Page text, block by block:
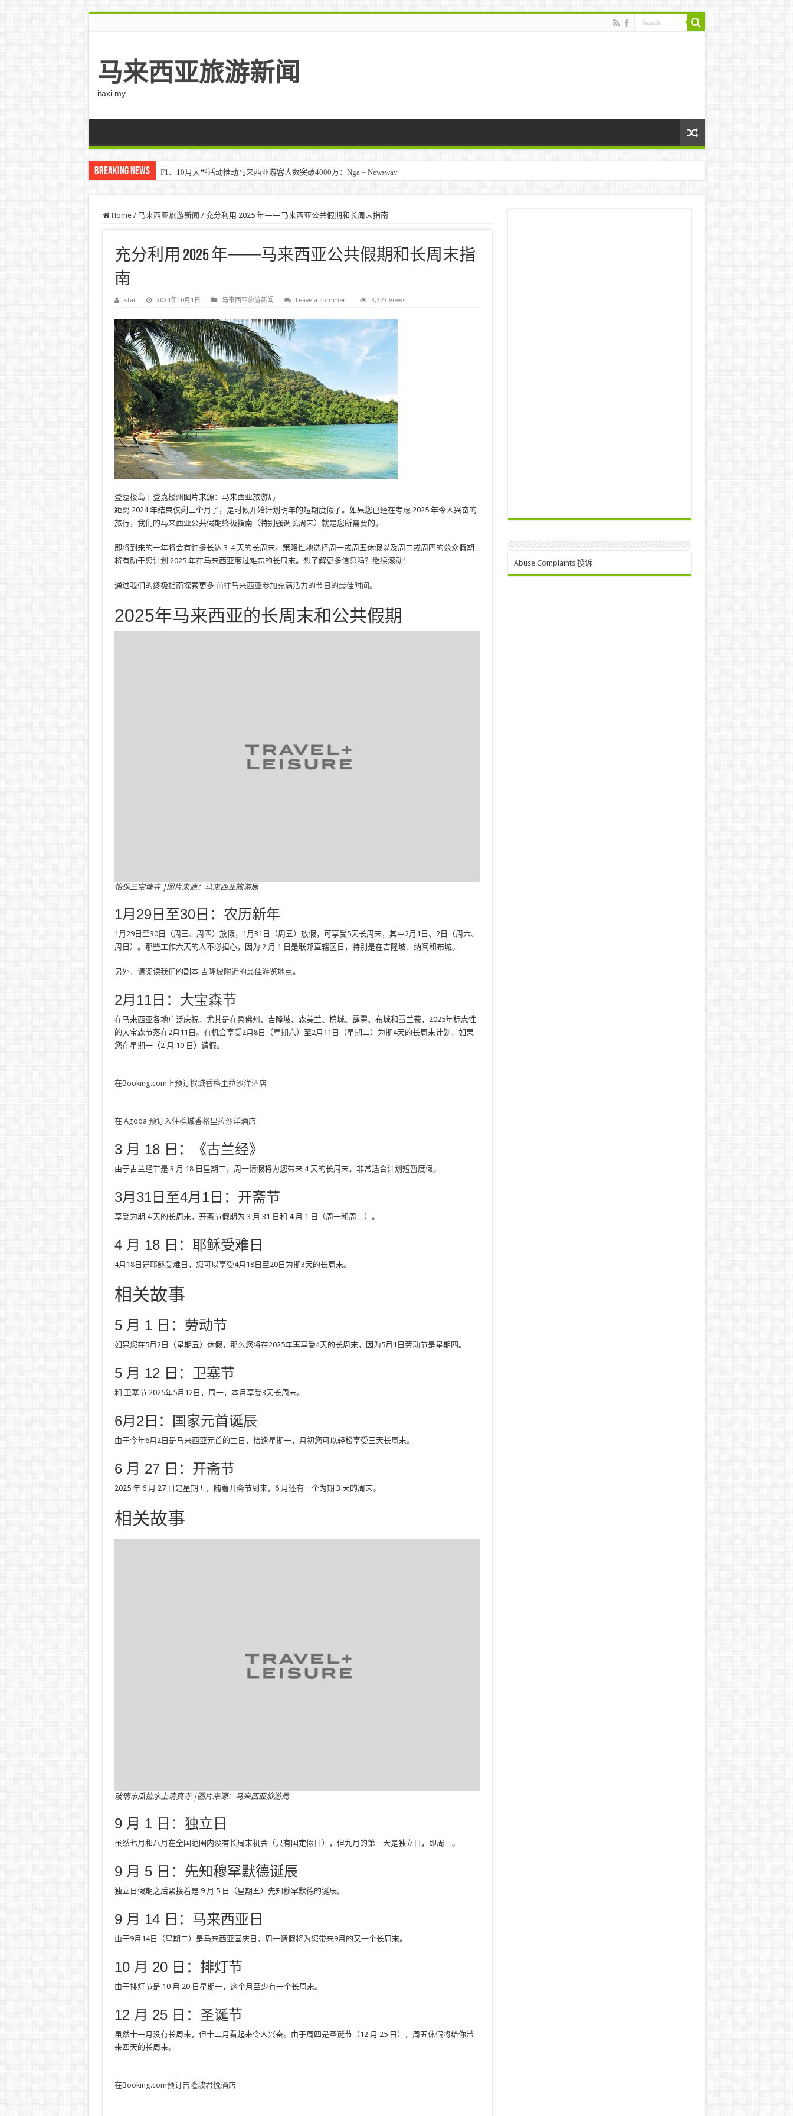
马来西亚旅游新闻
itaxi.my
Breaking News F1、10月大型活动推动马来西亚游客人数突破4000万：Nga – Newswav
Klook客路将印度和中东创作者聚集在马来西亚 – TravelBiz Monitor
Home / 马来西亚旅游新闻 / 充分利用 2025 年——马来西亚公共假期和长周末指南
充分利用 2025 年——马来西亚公共假期和长周末指
南
star 2024年10月1日 马来西亚旅游新闻 Leave a comment 3,373 Views
登嘉楼岛 | 登嘉楼州图片来源：马来西亚旅游局
距离 2024 年结束仅剩三个月了，是时候开始计划明年的短期度假了。如果您已经在考虑 2025 年令人兴奋的
旅行，我们的马来西亚公共假期终极指南（特别强调长周末）就是您所需要的。
即将到来的一年将会有许多长达 3-4 天的长周末。策略性地选择周一或周五休假以及周二或周四的公众假期
将有助于您计划 2025 年在马来西亚度过难忘的长周末。想了解更多信息吗？继续滚动！
通过我们的终极指南探索更多 前往马来西亚参加充满活力的节日的最佳时间。
2025年马来西亚的长周末和公共假期
怡保三宝塘寺 |图片来源：马来西亚旅游局
1月29日至30日：农历新年
1月29日至30日（周三、周四）放假，1月31日（周五）放假，可享受5天长周末，其中2月1日、2日（周六、
周日）。那些工作六天的人不必担心，因为 2 月 1 日是联邦直辖区日，特别是在吉隆坡、纳闽和布城。
另外，请阅读我们的副本 吉隆坡附近的最佳游览地点。
2月11日：大宝森节
在马来西亚各地广泛庆祝，尤其是在柔佛州 、吉隆坡、森美兰、槟城、霹雳、布城和雪兰莪，2025年标志性
的大宝森节落在2月11日。有机会享受2月8日（星期六）至2月11日（星期二）为期4天的长周末计划，如果
您在星期一（2 月 10 日）请假。
在Booking.com上预订槟城香格里拉沙洋酒店
在 Agoda 预订入住槟城香格里拉沙洋酒店
3 月 18 日：《古兰经》
由于古兰经节是 3 月 18 日星期二，周一请假将为您带来 4 天的长周末，非常适合计划短暂度假。
3月31日至4月1日：开斋节
享受为期 4 天的长周末，开斋节假期为 3 月 31 日和 4 月 1 日（周一和周二）。
4 月 18 日：耶稣受难日
4月18日是耶稣受难日，您可以享受4月18日至20日为期3天的长周末。
相关故事
5 月 1 日：劳动节
如果您在5月2日（星期五）休假，那么您将在2025年再享受4天的长周末，因为5月1日劳动节是星期四。
5 月 12 日：卫塞节
和 卫塞节2025年5月12日，周一，本月享受3天长周末。
6月2日：国家元首诞辰
由于今年6月2日是马来西亚元首的生日，恰逢星期一，月初您可以轻松享受三天长周末。
6 月 27 日：开斋节
2025 年 6 月 27 日是星期五，随着开斋节到来，6 月还有一个为期 3 天的周末。
相关故事
玻璃市瓜拉水上清真寺 |图片来源：马来西亚旅游局
9 月 1 日：独立日
虽然七月和八月在全国范围内没有长周末机会（只有国定假日），但九月的第一天是独立日，即周一。
9 月 5 日：先知穆罕默德诞辰
独立日假期之后紧接着是 9 月 5 日（星期五）先知穆罕默德的诞辰。
9 月 14 日：马来西亚日
由于9月14日（星期二）是马来西亚国庆日，周一请假将为您带来9月的又一个长周末。
10 月 20 日：排灯节
由于排灯节是 10 月 20 日星期一，这个月至少有一个长周末。
12 月 25 日：圣诞节
虽然十一月没有长周末，但十二月看起来令人兴奋。由于周四是圣诞节（12 月 25 日），周五休假将给你带
来四天的长周末。
在Booking.com预订吉隆坡君悦酒店
Abuse Complaints 投诉